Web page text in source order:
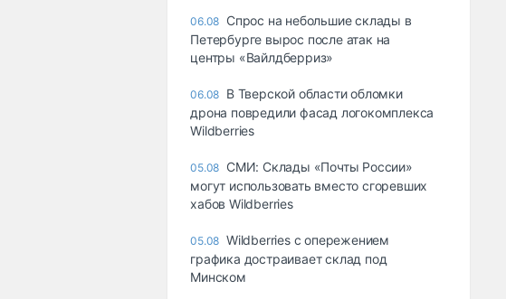
06.08 Спрос на небольшие склады в
Петербурге вырос после атак на
центры «Вайлдберриз»
06.08 В Тверской области обломки
дрона повредили фасад логокомплекса
Wildberries
05.08 СМИ: Склады «Почты России»
могут использовать вместо сгоревших
хабов Wildberries
05.08 Wildberries с опережением
графика достраивает склад под
Минском